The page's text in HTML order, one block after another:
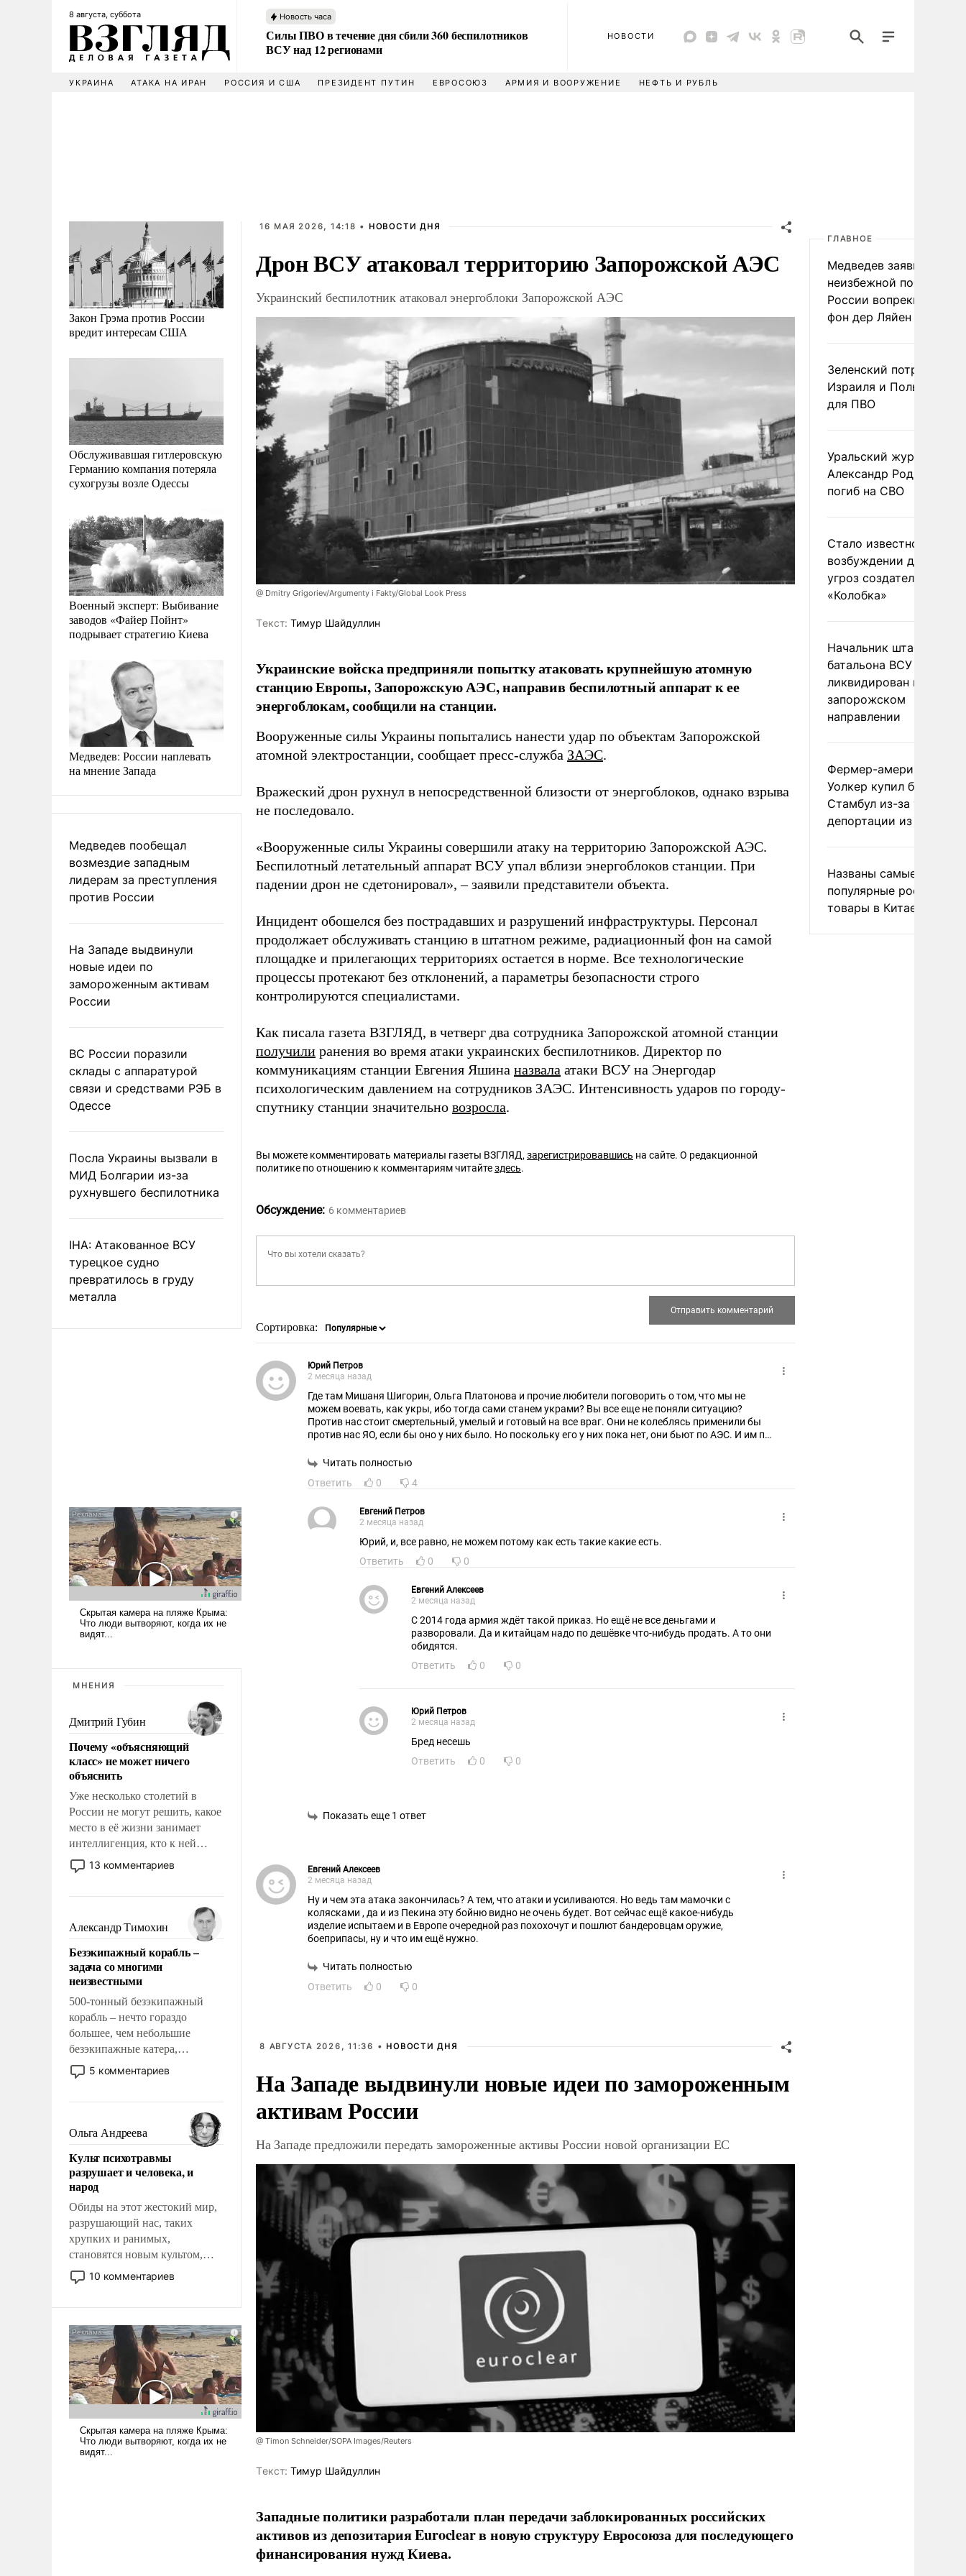
8 августа, суббота Новость часа
Силы ПВО в течение дня сбили 360 беспилотников
ВСУ над 12 регионами
НОВОСТИ
УКРАИНА АТАКА НА ИРАН РОССИЯ И США ПРЕЗИДЕНТ ПУТИН ЕВРОСОЮЗ АРМИЯ И ВООРУЖЕНИЕ НЕФТЬ И РУБЛЬ
Закон Грэма против России
вредит интересам США
Обслуживавшая гитлеровскую
Германию компания потеряла
сухогрузы возле Одессы
Военный эксперт: Выбивание
заводов «Файер Пойнт»
подрывает стратегию Киева
Медведев: России наплевать
на мнение Запада
Медведев пообещал
возмездие западным
лидерам за преступления
против России
На Западе выдвинули
новые идеи по
замороженным активам
России
ВС России поразили
склады с аппаратурой
связи и средствами РЭБ в
Одессе
Посла Украины вызвали в
МИД Болгарии из-за
рухнувшего беспилотника
IHA: Атакованное ВСУ
турецкое судно
превратилось в груду
металла
МНЕНИЯ
Дмитрий Губин
Почему «объясняющий
класс» не может ничего
объяснить
Уже несколько столетий в
России не могут решить, какое
место в её жизни занимает
интеллигенция, кто к ней
принадлежит, а кого из неё
исключили с правом
чем она отличается от просто
образованных людей. Иногда
казалось, что эти вопросы
решены раз и навсегда, но –
нет, не решены.
13 комментариев
Александр Тимохин
Безэкипажный корабль –
задача со многими
неизвестными
500-тонный безэкипажный
корабль – нечто гораздо
большее, чем небольшие
безэкипажные катера,
применение которых уже
стало обыденностью. Задача по
сложна и амбициозна. Однако
и ее реализация радикально
поднимет наши боевые
возможности.
5 комментариев
Ольга Андреева
Культ психотравмы
разрушает и человека, и
народ
Обиды на этот жестокий мир,
разрушающий нас, таких
хрупких и ранимых,
становятся новым культом,
постепенно вытесняя и
отменяя традиционное
ударами судьбы, брать на себя
ответственность, помогать
слабым, идти вперед и
адаптироваться.
10 комментариев
16 МАЯ 2026, 14:18 • НОВОСТИ ДНЯ
Дрон ВСУ атаковал территорию Запорожской АЭС
Украинский беспилотник атаковал энергоблоки Запорожской АЭС
@ Dmitry Grigoriev/Argumenty i Fakty/Global Look Press
Tекст: Тимур Шайдуллин
Украинские войска предприняли попытку атаковать крупнейшую атомную
станцию Европы, Запорожскую АЭС, направив беспилотный аппарат к ее
энергоблокам, сообщили на станции.
Вооруженные силы Украины попытались нанести удар по объектам Запорожской
атомной электростанции, сообщает пресс-служба ЗАЭС.
Вражеский дрон рухнул в непосредственной близости от энергоблоков, однако взрыва
не последовало.
«Вооруженные силы Украины совершили атаку на территорию Запорожской АЭС.
Беспилотный летательный аппарат ВСУ упал вблизи энергоблоков станции. При
падении дрон не сдетонировал», – заявили представители объекта.
Инцидент обошелся без пострадавших и разрушений инфраструктуры. Персонал
продолжает обслуживать станцию в штатном режиме, радиационный фон на самой
площадке и прилегающих территориях остается в норме. Все технологические
процессы протекают без отклонений, а параметры безопасности строго
контролируются специалистами.
Как писала газета ВЗГЛЯД, в четверг два сотрудника Запорожской атомной станции
получили ранения во время атаки украинских беспилотников. Директор по
коммуникациям станции Евгения Яшина назвала атаки ВСУ на Энергодар
психологическим давлением на сотрудников ЗАЭС. Интенсивность ударов по городу-
спутнику станции значительно возросла.
Вы можете комментировать материалы газеты ВЗГЛЯД,зарегистрировавшись на сайте. О редакционной
политике по отношению к комментариям читайтездесь.
Обсуждение: 6 комментариев
Сортировка:
Юрий Петров
2 месяца назад
Где там Мишаня Шигорин, Ольга Платонова и прочие любители поговорить о том, что мы не
можем воевать, как укры, ибо тогда сами станем украми? Вы все еще не поняли ситуацию?
Против нас стоит смертельный, умелый и готовый на все враг. Они не колеблясь применили бы
против нас ЯО, если бы оно у них было. Но поскольку его у них пока нет, они бьют по АЭС. И им по
вы продолжайте изображать из себя розовых заек: быстрее сдохнете.
Читать полностью
Ответить
0 4
Евгений Петров
2 месяца назад
Юрий, и, все равно, не можем потому как есть такие какие есть.
Ответить
0 0
Евгений Алексеев
2 месяца назад
С 2014 года армия ждёт такой приказ. Но ещё не все деньгами и
разворовали. Да и китайцам надо по дешёвке что-нибудь продать. А то они
обидятся.
Ответить
0 0
Юрий Петров
2 месяца назад
Бред несешь
Ответить
0 0
Показать еще 1 ответ
Евгений Алексеев
2 месяца назад
Ну и чем эта атака закончилась? А тем, что атаки и усиливаются. Но ведь там мамочки с
колясками , да и из Пекина эту бойню видно не очень будет. Вот сейчас ещё какое-нибудь
изделие испытаем и в Европе очередной раз похохочут и пошлют бандеровцам оружие,
боеприпасы, ну и что им ещё нужно.
Читать полностью
Ответить
0 0
8 АВГУСТА 2026, 11:36 • НОВОСТИ ДНЯ
На Западе выдвинули новые идеи по замороженным
активам России
На Западе предложили передать замороженные активы России новой организации ЕС
@ Timon Schneider/SOPA Images/Reuters
Tекст: Тимур Шайдуллин
Западные политики разработали план передачи заблокированных российских
активов из депозитария Euroclear в новую структуру Евросоюза для последующего
финансирования нужд Киева.
ГЛАВНОЕ
Медведев заявил о
неизбежной победе
России вопреки словам
фон дер Ляйен
Зеленский потребовал
Израиля и Польши
для ПВО
Уральский журналист
Александр Родионов
погиб на СВО
Стало известно о
возбуждении дела из-
угроз создателям
«Колобка»
Начальник штаба
батальона ВСУ
ликвидирован на
запорожском
направлении
Фермер-американец
Уолкер купил билет в
Стамбул из-за угрозы
депортации из России
Названы самые
популярные российские
товары в Китае